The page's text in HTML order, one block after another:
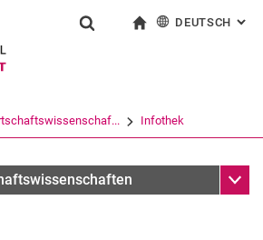
Springe direkt zu: Inhalt
Springe direkt zu: Suche
Springe direkt zu:
Suchen (öffnet externen Link in einem
DEUTSCH :
Infothek